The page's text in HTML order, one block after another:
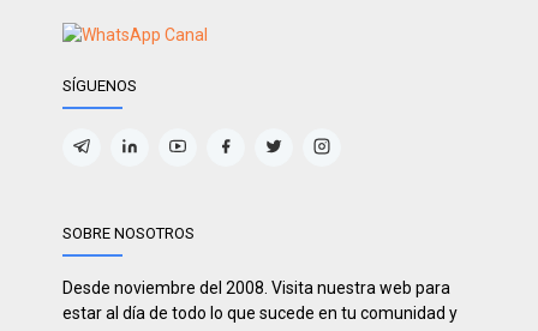
SÍGUENOS
SOBRE NOSOTROS
Desde noviembre del 2008. Visita nuestra web para
estar al día de todo lo que sucede en tu comunidad y